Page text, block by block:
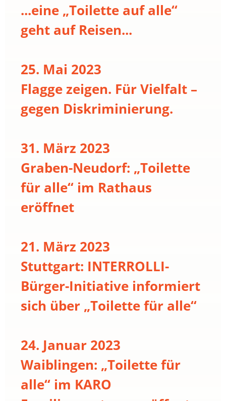
...eine „Toilette auf alle“
geht auf Reisen...
25. Mai 2023
Flagge zeigen. Für Vielfalt –
gegen Diskriminierung.
31. März 2023
Graben-Neudorf: „Toilette
für alle“ im Rathaus
eröffnet
21. März 2023
Stuttgart: INTERROLLI-
Bürger-Initiative informiert
sich über „Toilette für alle“
24. Januar 2023
Waiblingen: „Toilette für
alle“ im KARO